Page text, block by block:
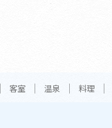
客室 温泉 料理